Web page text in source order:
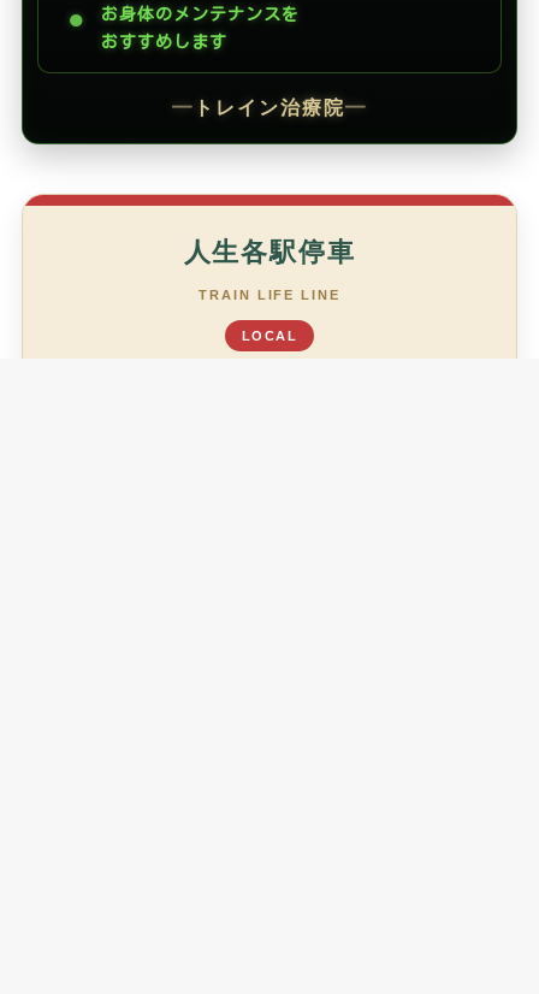
●
お身体のメンテナンスを
おすすめします
━ トレイン治療院━
人生各駅停車
TRAIN LIFE LINE
LOCAL